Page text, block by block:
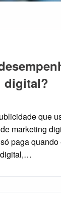
digital?
que
marketing
paga quando
digital,…